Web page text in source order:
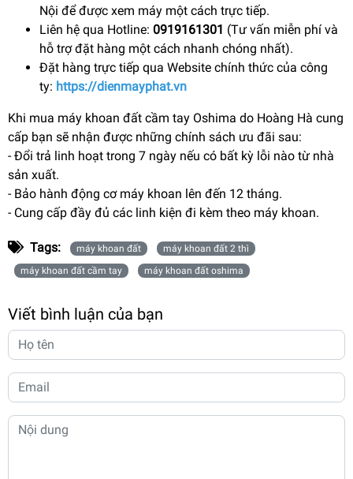
Nội để được xem máy một cách trực tiếp.
Liên hệ qua Hotline: 0919161301 (Tư vấn miễn phí và
hỗ trợ đặt hàng một cách nhanh chóng nhất).
Đặt hàng trực tiếp qua Website chính thức của công
ty: https://dienmayphat.vn
Khi mua máy khoan đất cầm tay Oshima do Hoàng Hà cung
cấp bạn sẽ nhận được những chính sách ưu đãi sau:
- Đổi trả linh hoạt trong 7 ngày nếu có bất kỳ lỗi nào từ nhà
sản xuất.
- Bảo hành động cơ máy khoan lên đến 12 tháng.
- Cung cấp đầy đủ các linh kiện đi kèm theo máy khoan.
Tags: máy khoan đất
máy khoan đất 2 thì
máy khoan đất cầm tay
máy khoan đất oshima
Viết bình luận của bạn